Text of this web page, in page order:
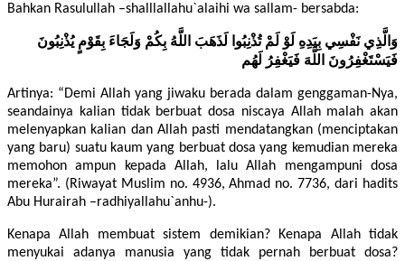
Bahkan Rasulullah –shalllallahu`alaihi wa sallam- bersabda:
وَالَّذِي نَفْسِي بِيَدِهِ لَوْ لَمْ تُذْنِبُوا لَذَهَبَ اللَّهُ بِكُمْ وَلَجَاءَ بِقَوْمٍ يُذْنِبُونَ
فَيَسْتَغْفِرُونَ اللَّهَ فَيَغْفِرُ لَهُم
Artinya: “Demi Allah yang jiwaku berada dalam genggaman-Nya,
seandainya kalian tidak berbuat dosa niscaya Allah malah akan
melenyapkan kalian dan Allah pasti mendatangkan (menciptakan
yang baru) suatu kaum yang berbuat dosa yang kemudian mereka
memohon ampun kepada Allah, lalu Allah mengampuni dosa
mereka”. (Riwayat Muslim no. 4936, Ahmad no. 7736, dari hadits
Abu Hurairah –radhiyallahu`anhu-).
Kenapa Allah membuat sistem demikian? Kenapa Allah tidak
menyukai adanya manusia yang tidak pernah berbuat dosa?